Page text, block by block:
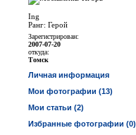
Ing
Ранг: Герой
Зарегистрирован:
2007-07-20
откуда:
Томск
Личная информация
Мои фотографии (13)
Мои статьи (2)
Избранные фотографии (0)